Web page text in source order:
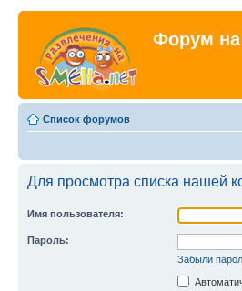
Форум на
Список форумов
Для просмотра списка нашей
Имя пользователя:
Пароль:
Забыли